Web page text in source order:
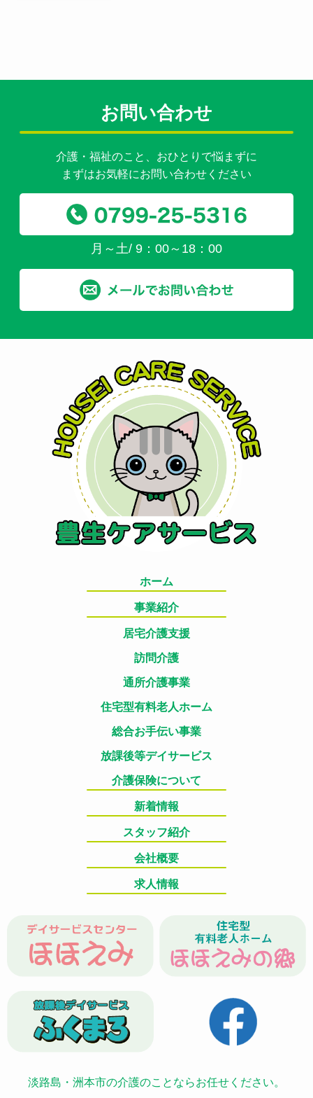
お問い合わせ
介護・福祉のこと、おひとりで悩まずに
まずはお気軽にお問い合わせください
月～土/ 9：00～18：00
ホーム
事業紹介
居宅介護支援
訪問介護
通所介護事業
住宅型有料老人ホーム
総合お手伝い事業
放課後等デイサービス
介護保険について
新着情報
スタッフ紹介
会社概要
求人情報
淡路島・洲本市の介護のことならお任せください。